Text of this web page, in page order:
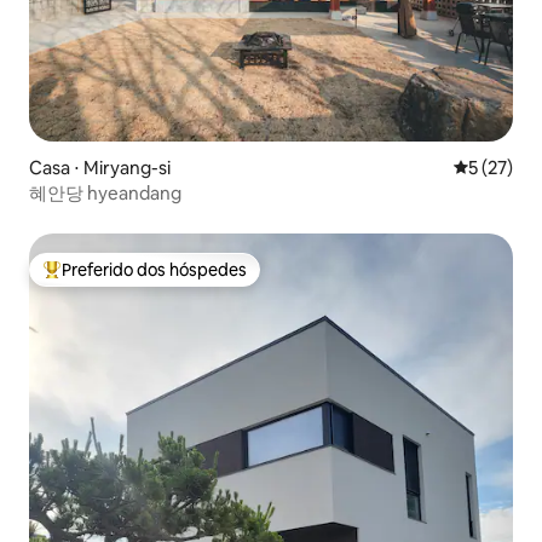
Casa ⋅ Miryang-si 5 de uma
5 (27)
혜안당 hyeandang
Entre os melhores preferidos dos hóspedes
Preferido dos hóspedes